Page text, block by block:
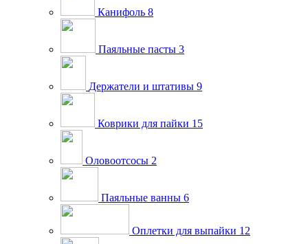
Канифоль 8
Паяльные пасты 3
Держатели и штативы 9
Коврики для пайки 15
Оловоотсосы 2
Паяльные ванны 6
Оплетки для выпайки 12